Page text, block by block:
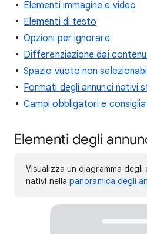
Elementi immagine e video
Elementi di testo
Opzioni per ignorare
Differenziazione dai
Spazio vuoto non
Formati degli annunci nativi
Campi obbligatori e
Elementi degli
Visualizza un diagramma degli
nativi nellapanoramica degli